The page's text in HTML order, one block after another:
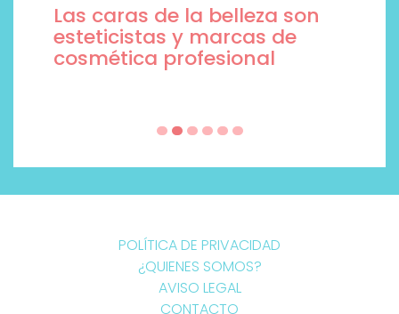
Las caras de la belleza son
esteticistas y marcas de
cosmética profesional
POLÍTICA DE PRIVACIDAD
¿QUIENES SOMOS?
AVISO LEGAL
CONTACTO